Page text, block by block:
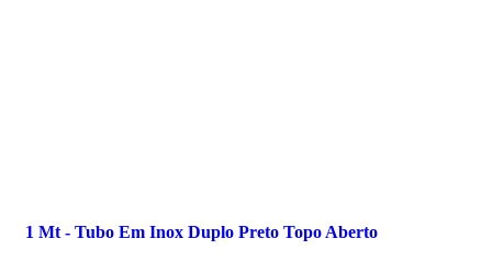
1 Mt - Tubo Em Inox Duplo Preto Topo Aberto